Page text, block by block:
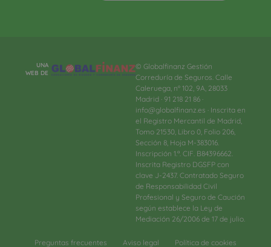
UNA
WEB DE
© Globalfinanz Gestión
Correduría de Seguros. Calle
Caleruega, nº 102, 9A, 28033
Madrid · 91 218 21 86 ·
info@globalfinanz.es · Inscrita en
el Registro Mercantil de Madrid,
Tomo 21530, Libro 0, Folio 206,
Sección 8, Hoja M-383016.
Inscripción 1.ª. CIF. B84396662.
Inscrita Registro DGSFP con
clave J-2437. Contratado Seguro
de Responsabilidad Civil
Profesional y Seguro de Caución
según establece la Ley de
Mediación 26/2006 de 17 de julio.
Preguntas frecuentes Aviso legal Política de cookies